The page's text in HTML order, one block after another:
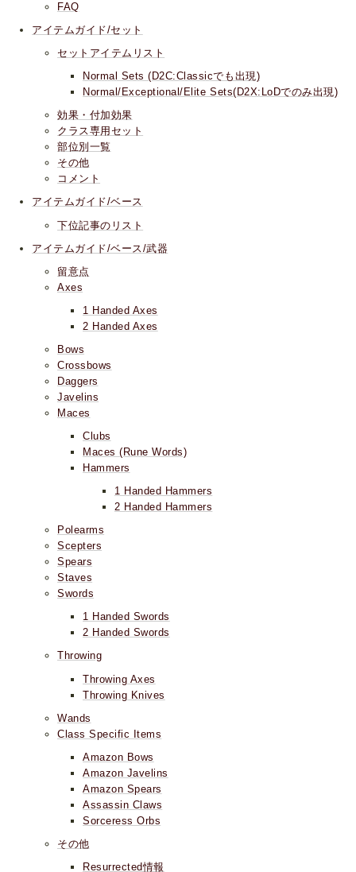
FAQ
アイテムガイド/セット
セットアイテムリスト
Normal Sets (D2C:Classicでも出現)
Normal/Exceptional/Elite Sets(D2X:LoDでのみ出現)
効果・付加効果
クラス専用セット
部位別一覧
その他
コメント
アイテムガイド/ベース
下位記事のリスト
アイテムガイド/ベース/武器
留意点
Axes
1 Handed Axes
2 Handed Axes
Bows
Crossbows
Daggers
Javelins
Maces
Clubs
Maces (Rune Words)
Hammers
1 Handed Hammers
2 Handed Hammers
Polearms
Scepters
Spears
Staves
Swords
1 Handed Swords
2 Handed Swords
Throwing
Throwing Axes
Throwing Knives
Wands
Class Specific Items
Amazon Bows
Amazon Javelins
Amazon Spears
Assassin Claws
Sorceress Orbs
その他
Resurrected情報